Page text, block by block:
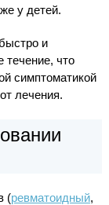
у детей.
и
течение, что
симптоматикой
лечения.
(ревматоидный,